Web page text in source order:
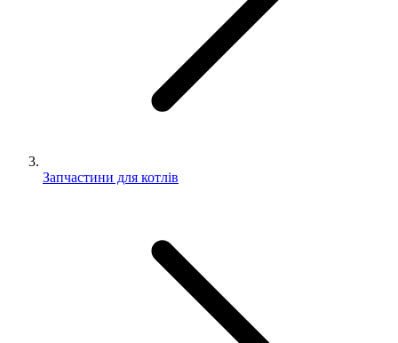
Запчастини для котлів